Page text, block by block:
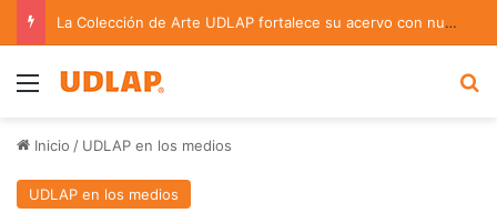
La Colección de Arte UDLAP fortalece su acervo con nuevas obras de artistas emergentes y consolidados
Menu
Inicio / UDLAP en los medios
UDLAP en los medios